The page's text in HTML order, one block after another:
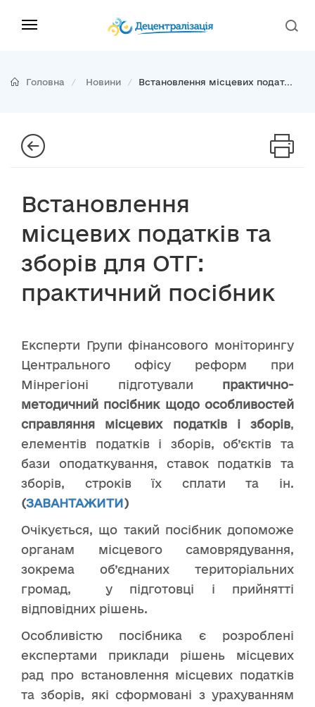
Головна Новини Встановлення місцевих подат...
Встановлення
місцевих податків та
зборів для ОТГ:
практичний посібник
Експерти Групи фінансового моніторингу
Центрального офісу реформ при
Мінрегіоні підготували практично-
методичний посібник щодо особливостей
справляння місцевих податків і зборів,
елементів податків і зборів, об’єктів та
бази оподаткування, ставок податків та
зборів, строків їх сплати та ін.
(ЗАВАНТАЖИТИ)
Очікується, що такий посібник допоможе
органам місцевого самоврядування,
зокрема об’єднаних територіальних
громад, у підготовці і прийнятті
відповідних рішень.
Особливістю посібника є розроблені
експертами приклади рішень місцевих
рад про встановлення місцевих податків
та зборів, які сформовані з урахуванням